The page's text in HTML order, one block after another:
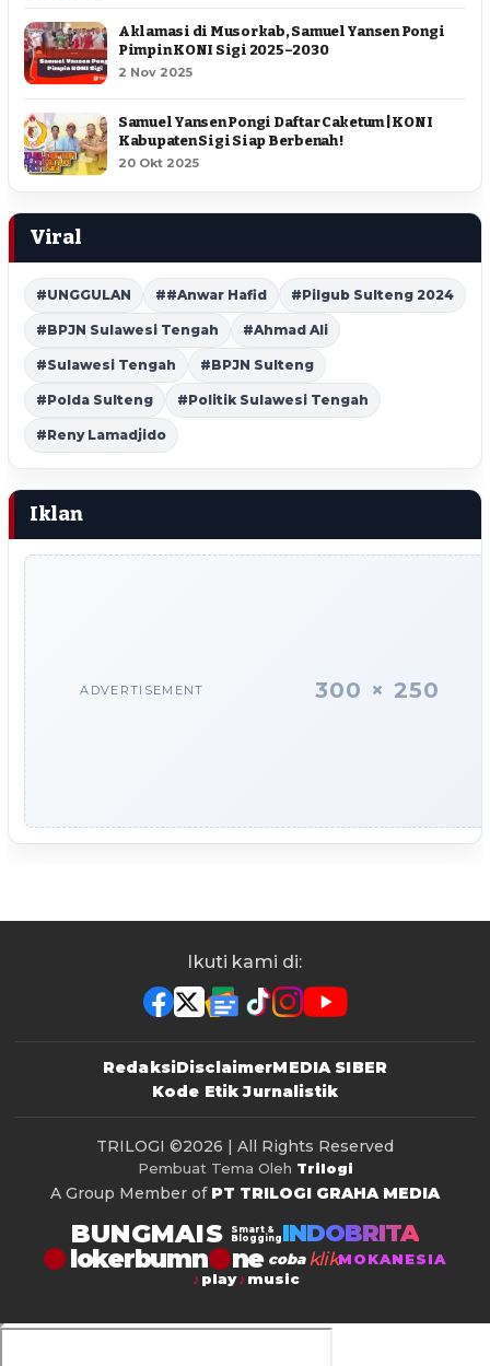
Aklamasi di Musorkab, Samuel Yansen Pongi
Pimpin KONI Sigi 2025–2030
2 Nov 2025
Samuel Yansen Pongi Daftar Caketum | KONI
Kabupaten Sigi Siap Berbenah !
20 Okt 2025
Viral
#UNGGULAN ##Anwar Hafid #Pilgub Sulteng 2024
#BPJN Sulawesi Tengah #Ahmad Ali
#Sulawesi Tengah #BPJN Sulteng
#Polda Sulteng #Politik Sulawesi Tengah
#Reny Lamadjido
Iklan
ADVERTISEMENT 300 × 250
Ikuti kami di:
RedaksiDisclaimerMEDIA SIBER
Kode Etik Jurnalistik
TRILOGI ©2026 | All Rights Reserved
Pembuat Tema Oleh Trilogi
A Group Member of PT TRILOGI GRAHA MEDIA
BUNGMAIS
Smart &
Blogging INDOBRITA
lokerbumn coba klikMOKANESIA
play
music